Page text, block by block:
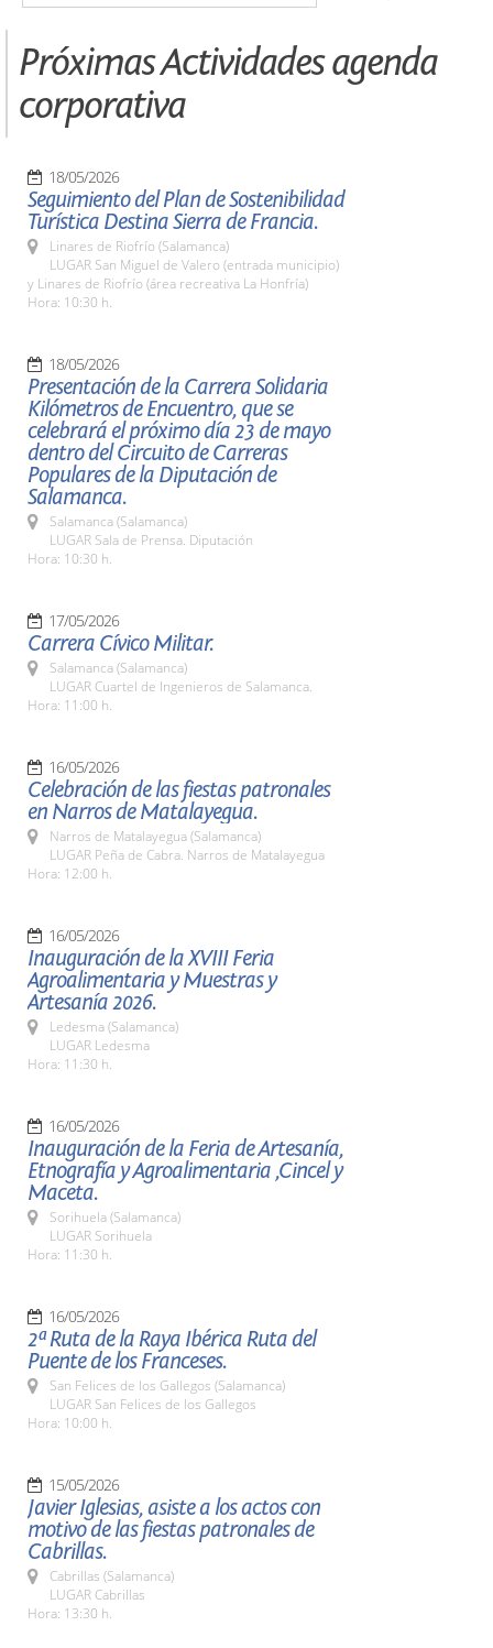
Próximas Actividades agenda
corporativa
18/05/2026
Seguimiento del Plan de Sostenibilidad
Turística Destina Sierra de Francia.
Linares de Riofrío (Salamanca)
LUGAR San Miguel de Valero (entrada municipio)
y Linares de Riofrío (área recreativa La Honfría)
Hora: 10:30 h.
18/05/2026
Presentación de la Carrera Solidaria
Kilómetros de Encuentro, que se
celebrará el próximo día 23 de mayo
dentro del Circuito de Carreras
Populares de la Diputación de
Salamanca.
Salamanca (Salamanca)
LUGAR Sala de Prensa. Diputación
Hora: 10:30 h.
17/05/2026
Carrera Cívico Militar.
Salamanca (Salamanca)
LUGAR Cuartel de Ingenieros de Salamanca.
Hora: 11:00 h.
16/05/2026
Celebración de las fiestas patronales
en Narros de Matalayegua.
Narros de Matalayegua (Salamanca)
LUGAR Peña de Cabra. Narros de Matalayegua
Hora: 12:00 h.
16/05/2026
Inauguración de la XVIII Feria
Agroalimentaria y Muestras y
Artesanía 2026.
Ledesma (Salamanca)
LUGAR Ledesma
Hora: 11:30 h.
16/05/2026
Inauguración de la Feria de Artesanía,
Etnografía y Agroalimentaria ,Cincel y
Maceta.
Sorihuela (Salamanca)
LUGAR Sorihuela
Hora: 11:30 h.
16/05/2026
2ª Ruta de la Raya Ibérica Ruta del
Puente de los Franceses.
San Felices de los Gallegos (Salamanca)
LUGAR San Felices de los Gallegos
Hora: 10:00 h.
15/05/2026
Javier Iglesias, asiste a los actos con
motivo de las fiestas patronales de
Cabrillas.
Cabrillas (Salamanca)
LUGAR Cabrillas
Hora: 13:30 h.